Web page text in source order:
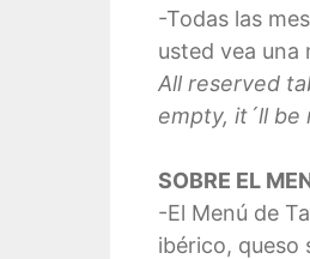
-Todas las
usted vea una
All reserved
empty, it´ll
SOBRE EL
-El Menú de
ibérico, queso